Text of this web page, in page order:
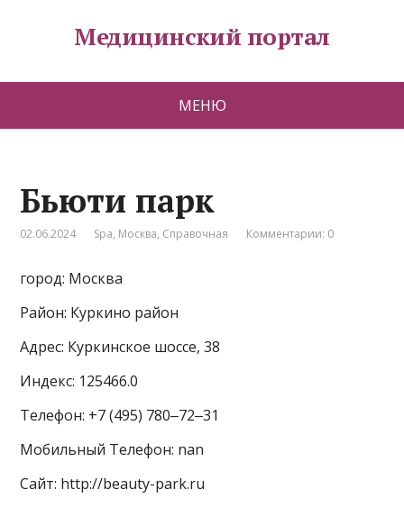
Медицинский портал
МЕНЮ
Бьюти парк
02.06.2024 Spa, Москва, Справочная Комментарии: 0
город: Москва
Район: Куркино район
Адрес: Куркинское шоссе, 38
Индекс: 125466.0
Телефон: +7 (495) 780‒72‒31
Мобильный Телефон: nan
Сайт: http://beauty-park.ru